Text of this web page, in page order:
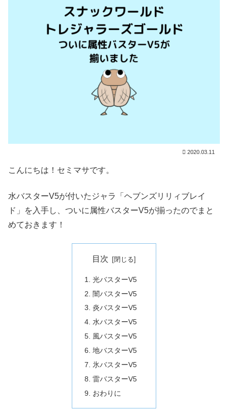
2020.03.11
こんにちは！セミマサです。
水バスターV5が付いたジャラ「ヘブンズリリィブレイ
ド」を入手し、ついに属性バスターV5が揃ったのでまと
めておきます！
目次
光バスターV5
闇バスターV5
炎バスターV5
水バスターV5
風バスターV5
地バスターV5
氷バスターV5
雷バスターV5
おわりに